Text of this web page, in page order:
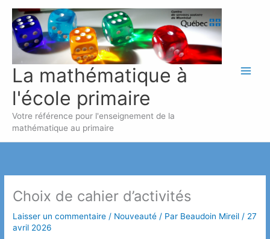
contenu
La mathématique à
l'école primaire
Votre référence pour l'enseignement de la
mathématique au primaire
Choix de cahier d’activités
Laisser un commentaire / Nouveauté / Par Beaudoin Mireil / 27
avril 2026